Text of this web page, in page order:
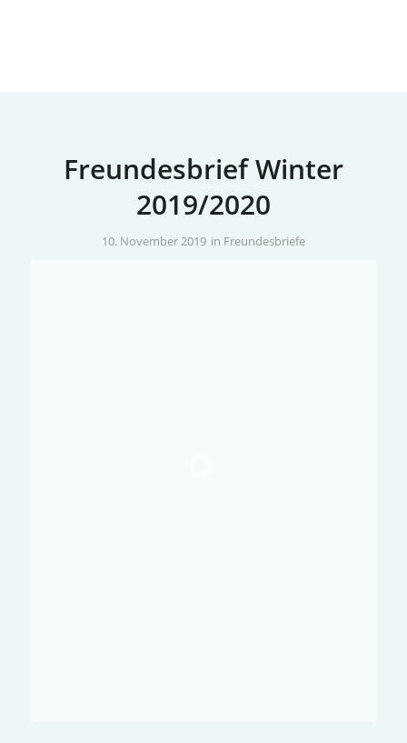
Freundesbrief Winter
2019/2020
10. November 2019/ in Freundesbriefe